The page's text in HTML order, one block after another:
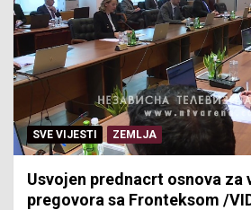
SVE VIJESTI ZEMLJA
Usvojen prednacrt osnova za
pregovora sa Fronteksom /